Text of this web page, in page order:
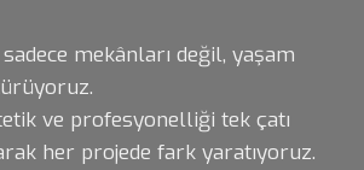
mekânları değil, yaşam
ve profesyonelliği tek çatı
her projede fark yaratıyoruz.